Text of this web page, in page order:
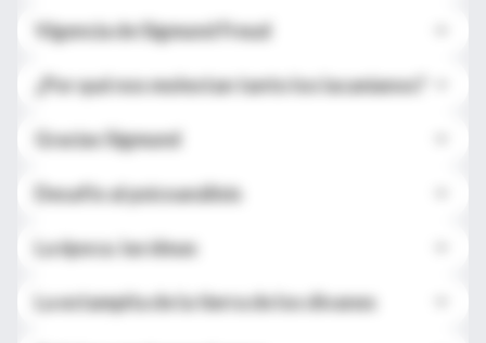
Vigencia de Sigmund Freud
¿Por qué nos molestan tanto los lacanianos?
Gracias Sigmund
Desafío al psicoanálisis
La época. las ideas
La estampita de la tierra de los divanes